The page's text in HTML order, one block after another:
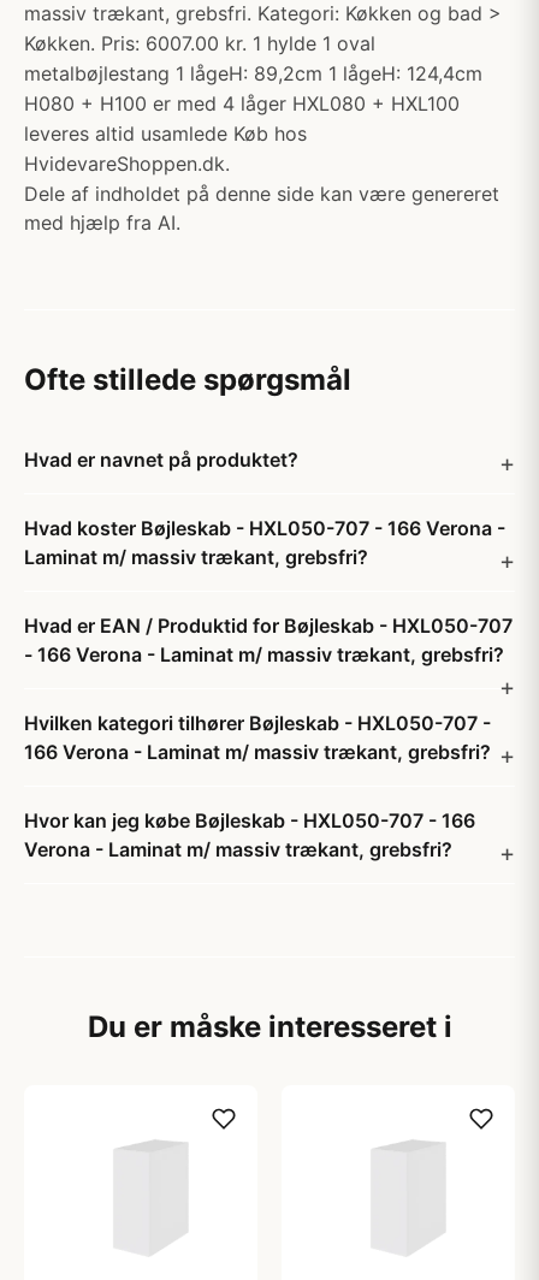
massiv trækant, grebsfri. Kategori: Køkken og bad >
Køkken. Pris: 6007.00 kr. 1 hylde 1 oval
metalbøjlestang 1 lågeH: 89,2cm 1 lågeH: 124,4cm
H080 + H100 er med 4 låger HXL080 + HXL100
leveres altid usamlede Køb hos
HvidevareShoppen.dk.
Dele af indholdet på denne side kan være genereret
med hjælp fra AI.
Ofte stillede spørgsmål
Hvad er navnet på produktet?
Hvad koster Bøjleskab - HXL050-707 - 166 Verona -
Laminat m/ massiv trækant, grebsfri?
Hvad er EAN / Produktid for Bøjleskab - HXL050-707
- 166 Verona - Laminat m/ massiv trækant, grebsfri?
Hvilken kategori tilhører Bøjleskab - HXL050-707 -
166 Verona - Laminat m/ massiv trækant, grebsfri?
Hvor kan jeg købe Bøjleskab - HXL050-707 - 166
Verona - Laminat m/ massiv trækant, grebsfri?
Du er måske interesseret i